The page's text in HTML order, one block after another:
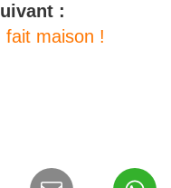
:
fait maison !